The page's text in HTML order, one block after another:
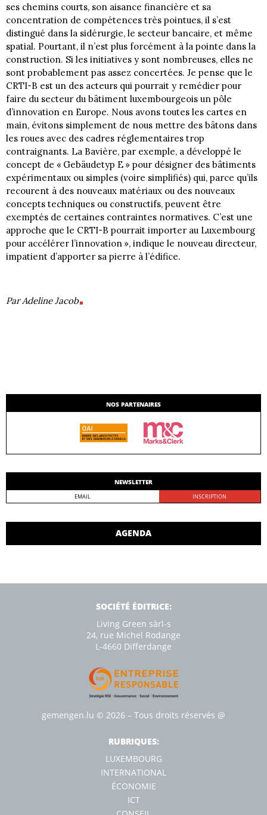
ses chemins courts, son aisance financière et sa
concentration de compétences très pointues, il s’est
distingué dans la sidérurgie, le secteur bancaire, et même
spatial. Pourtant, il n’est plus forcément à la pointe dans la
construction. Si les initiatives y sont nombreuses, elles ne
sont probablement pas assez concertées. Je pense que le
CRTI-B est un des acteurs qui pourrait y remédier pour
faire du secteur du bâtiment luxembourgeois un pôle
d’innovation en Europe. Nous avons toutes les cartes en
main, évitons simplement de nous mettre des bâtons dans
les roues avec des cadres réglementaires trop
contraignants. La Bavière, par exemple, a développé le
concept de « Gebäudetyp E » pour désigner des bâtiments
expérimentaux ou simples (voire simplifiés) qui, parce qu’ils
recourent à des nouveaux matériaux ou des nouveaux
concepts techniques ou constructifs, peuvent être
exemptés de certaines contraintes normatives. C’est une
approche que le CRTI-B pourrait importer au Luxembourg
pour accélérer l’innovation », indique le nouveau directeur,
impatient d’apporter sa pierre à l’édifice.
Par Adeline Jacob
NOS PARTENAIRES
NEWSLETTER
AGENDA
SOCIÉTÉ ÉDITRICE:
Living Green sàrl-s
24, rue Michel Rodange
L-4660 Diﬀerdange
gemengen.lu © 2026 – Tous droits réservés @
RUBRIQUES:
LUXEMBOURG
INTERNATIONAL
ÉCONOMIE
ICT